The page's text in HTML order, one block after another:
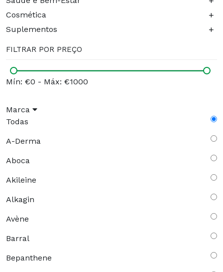
Cosmética +
Suplementos +
FILTRAR POR PREÇO
Mín: €0 - Máx: €1000
Marca
Todas
A-Derma
Aboca
Akileine
Alkagin
Avène
Barral
Bepanthene